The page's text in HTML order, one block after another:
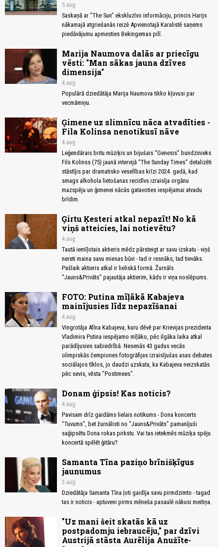
5.aug
Saskaņā ar "The Sun" ekskluzīvo informāciju, princis Harijs
nākamajā atgriešanās reizē Apvienotajā Karalistē saņems
piedāvājumu apmesties Bekingemas pilī.
Marija Naumova dalās ar priecīgu
vēsti: "Man sākas jauna dzīves
dimensija"
4.aug
Populārā dziedātāja Marija Naumova tikko kļuvusi par
vecmāmiņu.
Ģimene uz slimnīcu nāca atvadīties -
Fila Kolinsa nenotikusī nāve
4.aug
Leģendārais britu mūziķis un bijušais “Genesis” bundzinieks
Fils Kolinss (75) jaunā intervijā “The Sunday Times” detalizēti
stāstījis par dramatisko veselības krīzi 2024. gadā, kad
smags alkohola lietošanas recidīvs izraisīja orgānu
mazspēju un ģimenei nācās gatavoties iespējamai atvadu
brīdim.
Ģirtu Ķesteri atkal nepazīt! No kā
viņš atteicies, lai notievētu?
4.aug
Tautā iemīļotais aktieris mēdz pārsteigt ar savu izskatu - viņš
nereti maina savu miesas būvi - tad ir resnāks, tad tievāks.
Pašlaik aktieris atkal ir lieliskā formā. Žurnāls
"Jauns&Privāts" pajautāja aktierim, kāds ir viņa noslēpums.
FOTO: Putina mīļākā Kabajeva
mainījusies līdz nepazīšanai
4.aug
Vingrotāja Alīna Kabajeva, kuru dēvē par Krievijas prezidenta
Vladimira Putina iespējamo mīļāko, pēc ilgāka laika atkal
parādījusies sabiedrībā. Nesenās 43 gadus vecās
olimpiskās čempiones fotogrāfijas izraisījušas asas debates
sociālajos tīklos, jo daudzi uzskata, ka Kabajeva neizskatās
pēc sevis, vēsta "Postimees".
Donam ģipsis! Kas noticis?
4.aug
Pavisam drīz gaidāms lielais notikums - Dona koncerts
"Tuvums", bet žurnālisti no "Jauns&Privāts" pamanījuši
saģipsētu Dona rokas pirkstu. Vai tas ietekmēs mūziķa spēju
koncertā spēlēt ģitāru?
Samanta Tīna paziņo brīnišķīgus
jaunumus
3.aug
Dziedātāja Samanta Tīna ļoti gaidīja savu pirmdzimto - tagad
tas ir noticis - aptuveni pirms mēneša pasaulē nākusi meitiņa.
"Uz mani šeit skatās kā uz
postpadomju iebraucēju," par dzīvi
Austrijā stāsta Aurēlija Anužīte-